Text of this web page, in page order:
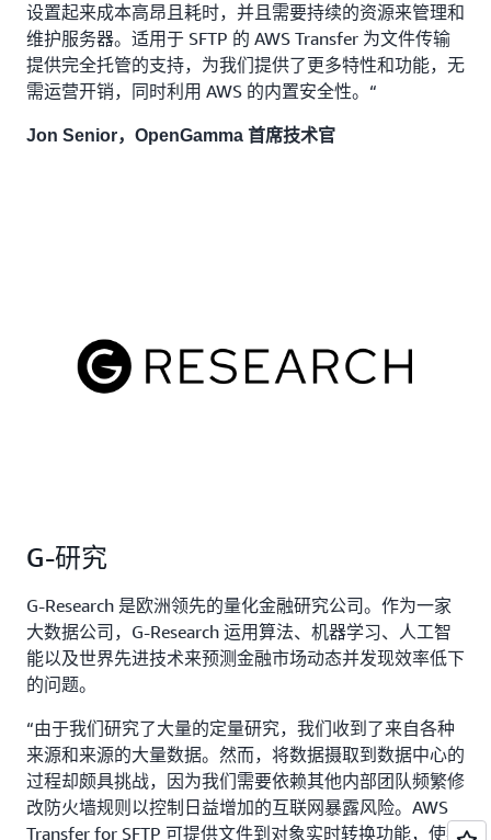
设置起来成本高昂且耗时，并且需要持续的资源来管理和
维护服务器。适用于 SFTP 的 AWS Transfer 为文件传输
提供完全托管的支持，为我们提供了更多特性和功能，无
需运营开销，同时利用 AWS 的内置安全性。“
Jon Senior，OpenGamma 首席技术官
G-研究
G-Research 是欧洲领先的量化金融研究公司。作为一家
大数据公司，G-Research 运用算法、机器学习、人工智
能以及世界先进技术来预测金融市场动态并发现效率低下
的问题。
“由于我们研究了大量的定量研究，我们收到了来自各种
来源和来源的大量数据。然而，将数据摄取到数据中心的
过程却颇具挑战，因为我们需要依赖其他内部团队频繁修
改防火墙规则以控制日益增加的互联网暴露风险。AWS
Transfer for SFTP 可提供文件到对象实时转换功能，使我